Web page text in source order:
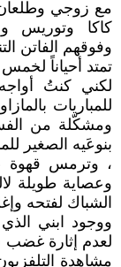
مع زوجي وطلعان
كاكا وتوريس
وفوقهم الفاتن
تمتد أحياناً
لكني كنتُ
للمباريات
ومشكّلة من
بنوعَيه الصغير
، وترمس قهوة
وعصاية طويلة
الشباك لفتحه
ووجود ابني
لعدم إثارة غضب
مشاهدة